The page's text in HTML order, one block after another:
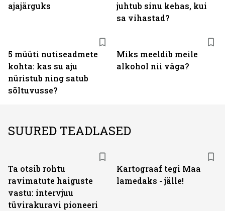
ajajärguks
juhtub sinu kehas, kui
sa vihastad?
5 müüti nutiseadmete
kohta: kas su aju
nüristub ning satub
sõltuvusse?
Miks meeldib meile
alkohol nii väga?
SUURED TEADLASED
Ta otsib rohtu
ravimatute haiguste
vastu: intervjuu
tüvirakuravi pioneeri
Kartograaf tegi Maa
lamedaks - jälle!